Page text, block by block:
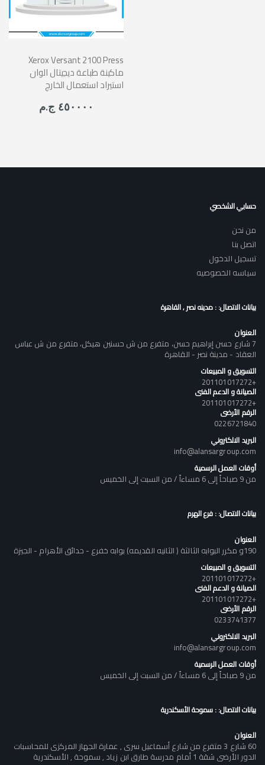
Xerox Versant 2100 Press
ماكينة طباعة ديجيتال الوان
استيراد استعمال الخارج
٤٥٠٠٠٠ ج.م
حسابي الشخصي
من نحن
اتصل بنا
تسجيل الدخول
سياسه الخصوصيه
بيانات الاتصال: : مدينه نصر , القاهرة
العنوان
7 شارع حسن إبراهيم حسن، متفرع من ش حسنين هيكل، متفرع من ش عباس
العقاد - مدينة نصر - القاهرة
التسويق و المبيعات
+201101017272
الصيانة و الدعم الفنى
+201101017272
الرقم الأرضى
0226721840
البريد الالكتروني
info@alansargroup.com
أوقات العمل الرسمية
من 9 صباحاً إلى 6 مساءاً / من السبت إلى الخميس
بيانات الاتصال: : فرع الهرم
العنوان
190و مكرر البوابه الثالثة ( الثانيه القديمه) بوابه خفرع - حدائق الأهرام - الجيزة
التسويق و المبيعات
+201101017272
الصيانة و الدعم الفنى
+201101017272
الرقم الأرضى
0233741377
البريد الالكتروني
info@alansargroup.com
أوقات العمل الرسمية
من 9 صباحاً إلى 6 مساءاً / من السبت إلى الخميس
بيانات الاتصال: : سموحة الأسكندرية
العنوان
60 شارع 3 متفرع من شارع أسماعيل سرى , عمارة الجهاز المركزى للمحاسبات
الدور الأرضى شقة 1 أمام مدرسة طارق ابن زياد , سموحة , الأسكندرية